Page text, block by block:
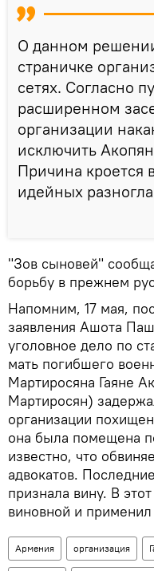
О данном
страничке
сетях. Согласно
расширенном
организации
исключить
Причина кроется
идейных
"Зов сыновей"
борьбу в прежнем
Напомним, 17 мая,
заявления Ашота
уголовное дело по
мать погибшего
Мартиросяна Гаяне
Мартиросян)
организации
она была помещена
известно, что
адвокатов.
признала вину. В
виновной и
Армения организация